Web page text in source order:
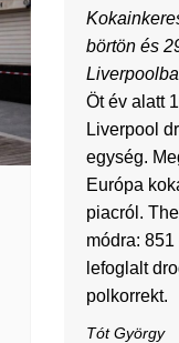
börtön és
Öt év alatt
Liverpool
egység.
Európa
piacról.
módra:
lefoglalt
polkorrekt.
Tót György